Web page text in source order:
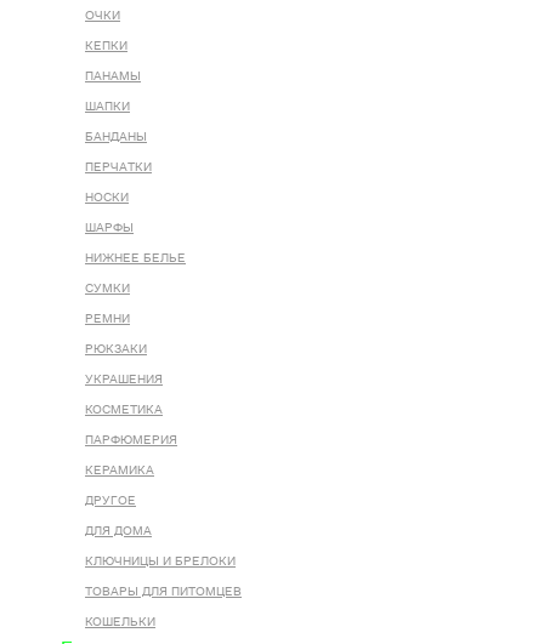
ОЧКИ
КЕПКИ
ПАНАМЫ
ШАПКИ
БАНДАНЫ
ПЕРЧАТКИ
НОСКИ
ШАРФЫ
НИЖНЕЕ БЕЛЬЕ
СУМКИ
РЕМНИ
РЮКЗАКИ
УКРАШЕНИЯ
КОСМЕТИКА
ПАРФЮМЕРИЯ
КЕРАМИКА
ДРУГОЕ
ДЛЯ ДОМА
КЛЮЧНИЦЫ И БРЕЛОКИ
ТОВАРЫ ДЛЯ ПИТОМЦЕВ
КОШЕЛЬКИ